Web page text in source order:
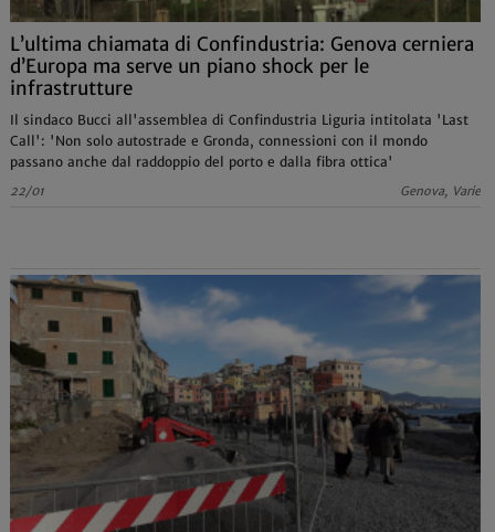
L’ultima chiamata di Confindustria: Genova cerniera
d’Europa ma serve un piano shock per le
infrastrutture
Il sindaco Bucci all'assemblea di Confindustria Liguria intitolata 'Last
Call': 'Non solo autostrade e Gronda, connessioni con il mondo
passano anche dal raddoppio del porto e dalla fibra ottica'
22/01 Genova, Varie